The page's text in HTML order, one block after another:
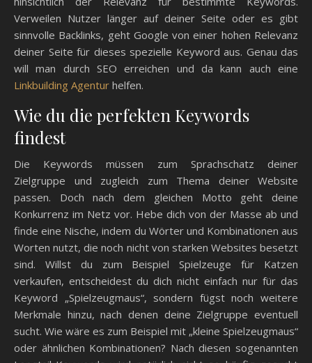
Verweilen Nutzer länger auf deiner Seite oder es gibt
sinnvolle Backlinks, geht Google von einer hohen Relevanz
deiner Seite für dieses spezielle Keyword aus. Genau das
will man durch SEO erreichen und da kann auch eine
Linkbuilding Agentur helfen.
Wie du die perfekten Keywords
findest
Die Keywords müssen zum Sprachschatz deiner
Zielgruppe und zugleich zum Thema deiner Website
passen. Doch nach dem gleichen Motto geht deine
Konkurrenz im Netz vor. Hebe dich von der Masse ab und
finde eine Nische, indem du Wörter und Kombinationen aus
Worten nutzt, die noch nicht von starken Websites besetzt
sind. Willst du zum Beispiel Spielzeuge für Katzen
verkaufen, entscheidest du dich nicht einfach nur für das
Keyword „Spielzeugmaus“, sondern fügst noch weitere
Merkmale hinzu, nach denen deine Zielgruppe eventuell
sucht. Wie wäre es zum Beispiel mit „kleine Spielzeugmaus“
oder ähnlichen Kombinationen? Nach diesen sogenannten